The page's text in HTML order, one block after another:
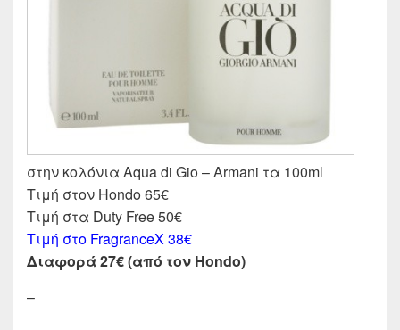
στην κολόνια Aqua di Gio – Armani τα 100ml
Τιμή στον Hondo 65€
Τιμή στα Duty Free 50€
Τιμή στο FragranceX 38€
Διαφορά 27€ (από τον Hondo)
–